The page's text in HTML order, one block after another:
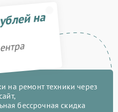
на
на ремонт техники через
бессрочная скидка